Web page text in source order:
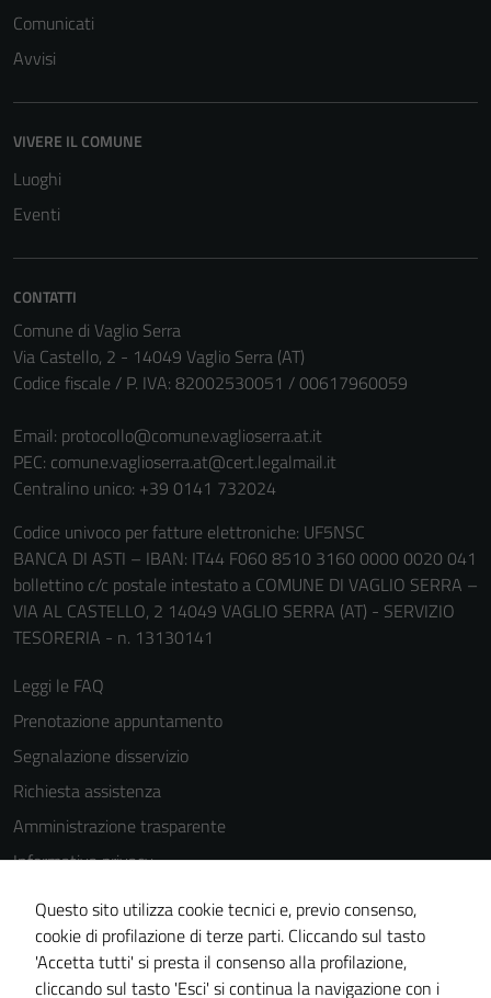
Comunicati
Avvisi
VIVERE IL COMUNE
Luoghi
Eventi
CONTATTI
Comune di Vaglio Serra
Via Castello, 2 - 14049 Vaglio Serra (AT)
Codice fiscale / P. IVA: 82002530051 / 00617960059
Email: protocollo@comune.vaglioserra.at.it
PEC: comune.vaglioserra.at@cert.legalmail.it
Centralino unico: +39 0141 732024
Codice univoco per fatture elettroniche: UF5NSC
BANCA DI ASTI – IBAN: IT44 F060 8510 3160 0000 0020 041
bollettino c/c postale intestato a COMUNE DI VAGLIO SERRA –
VIA AL CASTELLO, 2 14049 VAGLIO SERRA (AT) - SERVIZIO
TESORERIA - n. 13130141
Leggi le FAQ
Prenotazione appuntamento
Segnalazione disservizio
Richiesta assistenza
Amministrazione trasparente
Informativa privacy
Cookie Policy
Note legali
Dichiarazione di accessibilità
Questo sito utilizza cookie tecnici e, previo consenso,
cookie di profilazione di terze parti. Cliccando sul tasto
'Accetta tutti' si presta il consenso alla profilazione,
cliccando sul tasto 'Esci' si continua la navigazione con i